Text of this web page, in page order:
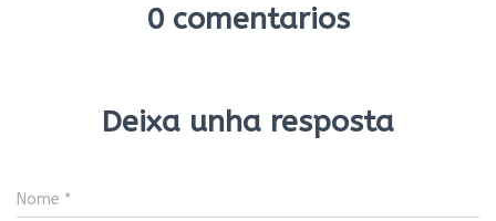
0 comentarios
Deixa unha resposta
Nome *